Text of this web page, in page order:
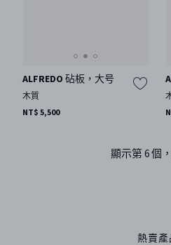
ALFREDO 砧板，大号
木質
NT$ 5,500
顯示第 6 個
熱賣產